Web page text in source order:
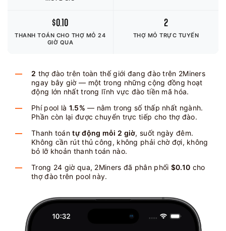
$0.10
THANH TOÁN CHO THỢ MỎ24
GIỜ QUA
2
THỢ MỎ TRỰC TUYẾN
2 thợ đào trên toàn thế giới đang đào trên 2Miners
ngay bây giờ — một trong những cộng đồng hoạt
động lớn nhất trong lĩnh vực đào tiền mã hóa.
Phí pool là 1.5% — nằm trong số thấp nhất ngành.
Phần còn lại được chuyển trực tiếp cho thợ đào.
Thanh toántự động mỗi 2 giờ, suốt ngày đêm.
Không cần rút thủ công, không phải chờ đợi, không
bỏ lỡ khoản thanh toán nào.
Trong 24 giờ qua, 2Miners đã phân phối $0.10 cho
thợ đào trên pool này.